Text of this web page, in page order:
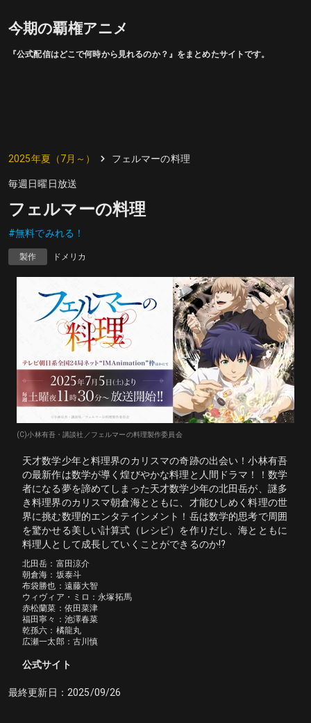
今期の覇権アニメ
『公式配信はどこで何時から見れるのか？』をまとめたサイトです。
2025年夏（7月～） フェルマーの料理
毎週日曜日放送
フェルマーの料理
#無料でみれる！
製作 ドメリカ
(C)小林有吾・講談社／フェルマーの料理製作委員会
天才数学少年と料理界のカリスマの奇跡の出会い！小林有吾
の最新作は数学が導く煌びやかな料理と人間ドラマ！！数学
者になる夢を諦めてしまった天才数学少年の北田岳が、謎多
き料理界のカリスマ朝倉海とともに、才能ひしめく料理の世
界に挑む数理的エンタテインメント！岳は数学的思考で周囲
を驚かせる美しい計算式（レシピ）を作りだし、海とともに
料理人として成長していくことができるのか!?
北田岳：富田涼介
朝倉海：坂泰斗
布袋勝也：遠藤大智
ウィヴィア・ミロ：永塚拓馬
赤松蘭菜：依田菜津
福田寧々：池澤春菜
乾孫六：橘龍丸
広瀬一太郎：古川慎
公式サイト
最終更新日： 2025/09/26